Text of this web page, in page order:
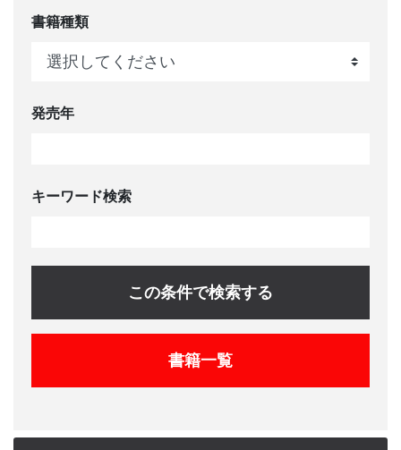
書籍種類
発売年
キーワード検索
この条件で検索する
書籍一覧